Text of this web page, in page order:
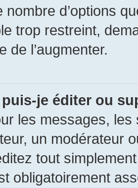
nombre d’options
trop restreint,
de l’augmenter.
je éditer ou
les messages,
un modérateur
tout
obligatoirement